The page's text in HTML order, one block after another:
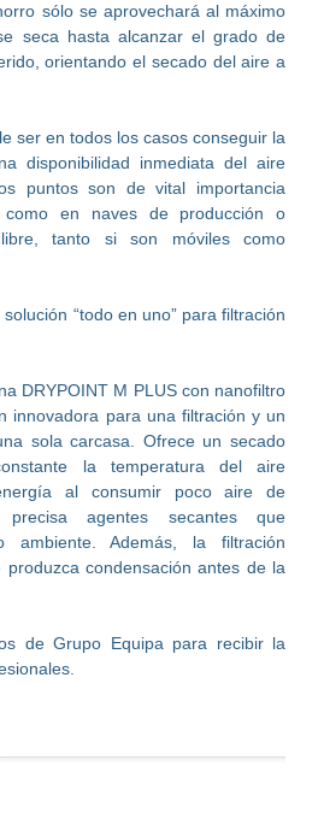
sólo se aprovechará al máximo
seca hasta alcanzar el grado de
orientando el secado del aire a
ser en todos los casos conseguir la
disponibilidad inmediata del aire
puntos son de vital importancia
como en naves de producción o
tanto si son móviles como
“todo en uno” para filtración
DRYPOINT M PLUS con nanofiltro
innovadora para una filtración y un
sola carcasa. Ofrece un secado
la temperatura del aire
al consumir poco aire de
agentes secantes que
ambiente. Además, la filtración
condensación antes de la
de Grupo Equipa para recibir la